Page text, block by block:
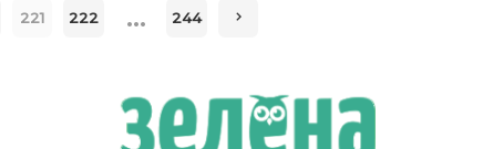
221 222 … 244